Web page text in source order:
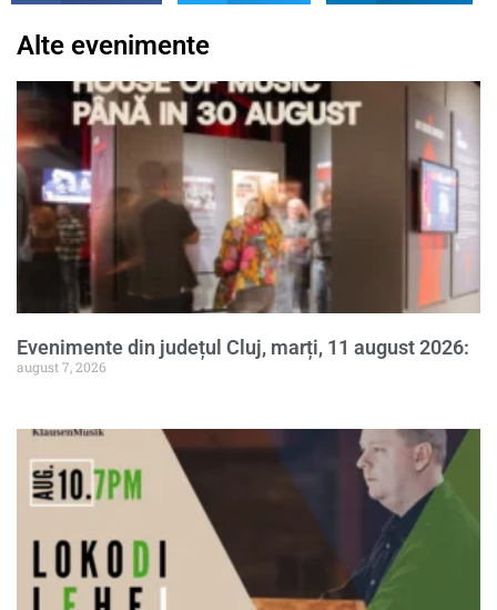
Alte evenimente
Evenimente din județul Cluj, marți, 11 august 2026:
august 7, 2026